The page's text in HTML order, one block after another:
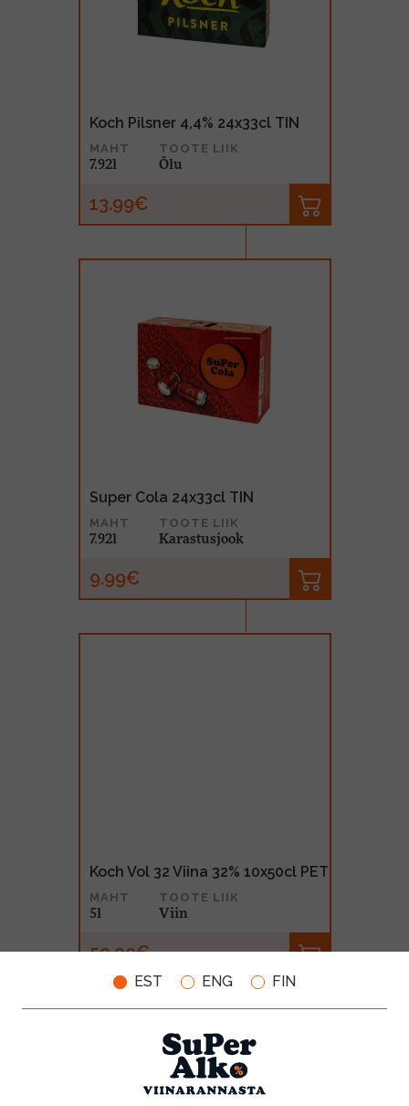
EST ENG FIN
Koch Pilsner 4,4% 24x33cl TIN
MAHT
7.92l
TOOTE LIIK
Õlu
13.99€
Super Cola 24x33cl TIN
MAHT
7.92l
TOOTE LIIK
Karastusjook
9.99€
Koch Vol 32 Viina 32% 10x50cl PET
MAHT
5l
TOOTE LIIK
Viin
59.90€